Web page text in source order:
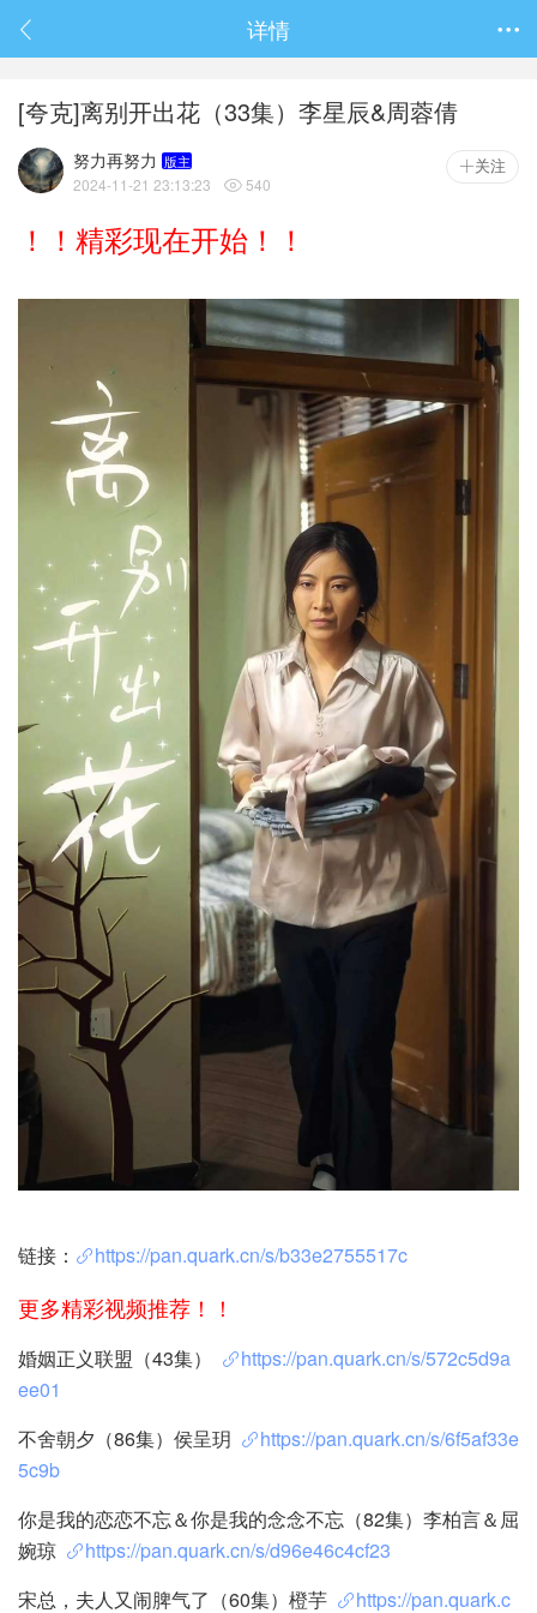
 详情
[夸克]离别开出花（33集）李星辰&周蓉倩
努力再努力 版主
2024-11-21 23:13:23  540
关注
！！精彩现在开始！！
链接： https://pan.quark.cn/s/b33e2755517c
更多精彩视频推荐！！
婚姻正义联盟（43集）
https://pan.quark.cn/s/572c5d9a
ee01
不舍朝夕（86集）侯呈玥
https://pan.quark.cn/s/6f5af33e
5c9b
你是我的恋恋不忘＆你是我的念念不忘（82集）李柏言＆屈
婉琼
https://pan.quark.cn/s/d96e46c4cf23
宋总，夫人又闹脾气了（60集）橙芋
https://pan.quark.c